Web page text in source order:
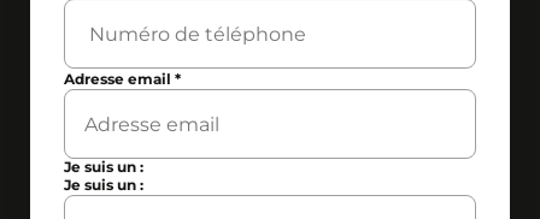
Adresse email*
Je suis un :
Je suis un :